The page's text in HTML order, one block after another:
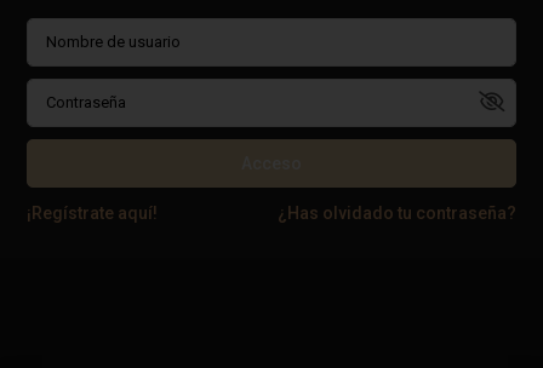
¡Regístrate aquí! ¿Has olvidado tu contraseña?